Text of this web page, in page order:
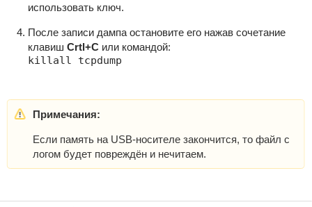
использовать ключ.
После записи дампа остановите его нажав сочетание
клавиш Crtl+Cили командой:
killall tcpdump
Примечания:
Если память на USB-носителе закончится, то файл с
логом будет повреждён и нечитаем.